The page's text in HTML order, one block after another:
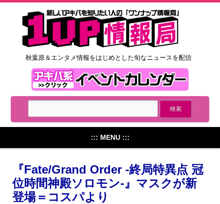
秋葉原＆エンタメ情報をはじめとした旬なニュースを配信
::: MENU :::
『Fate/Grand Order -終局特異点 冠
位時間神殿ソロモン-』マスクが新
登場＝コスパより